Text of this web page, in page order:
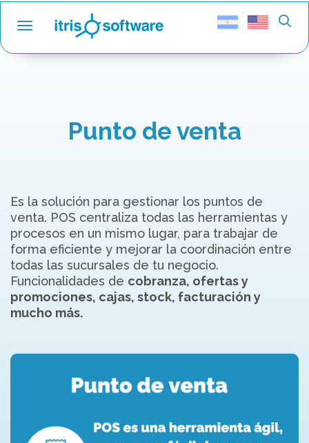
Toggle navigation
Punto de venta
Es la solución para gestionar los puntos de
venta. POS centraliza todas las herramientas y
procesos en un mismo lugar, para trabajar de
forma eficiente y mejorar la coordinación entre
todas las sucursales de tu negocio.
Funcionalidades de cobranza, ofertas y
promociones, cajas, stock, facturación y
mucho más.